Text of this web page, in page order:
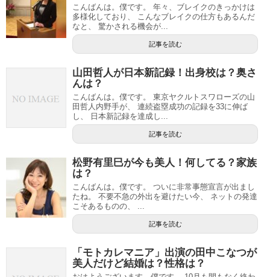
こんばんは。僕です。 年々、ブレイクのきっかけは
多様化しており、 こんなブレイクの仕方もあるんだ
なと、 驚かされる機会が...
記事を読む
山田哲人が日本新記録！出身校は？奥さ
んは？
こんばんは。僕です。 東京ヤクルトスワローズの山
田哲人内野手が、 連続盗塁成功の記録を33に伸ば
し、 日本新記録を達成し...
記事を読む
松野有里巳が今も美人！何してる？家族
は？
こんばんは。僕です。 ついに非常事態宣言が出まし
たね。 不要不急の外出を避けたい今、 ネットの発達
こそあるものの、 ...
記事を読む
「モトカレマニア」出演の田中こなつが
美人だけど結婚は？性格は？